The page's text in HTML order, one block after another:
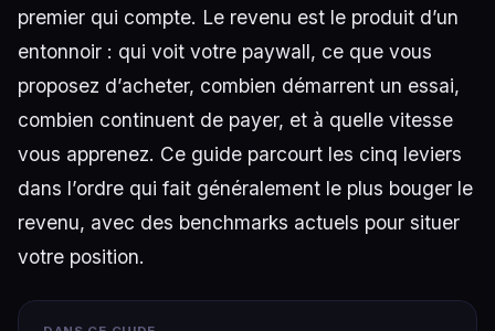
premier qui compte. Le revenu est le produit d’un
entonnoir : qui voit votre paywall, ce que vous
proposez d’acheter, combien démarrent un essai,
combien continuent de payer, et à quelle vitesse
vous apprenez. Ce guide parcourt les cinq leviers
dans l’ordre qui fait généralement le plus bouger le
revenu, avec des benchmarks actuels pour situer
votre position.